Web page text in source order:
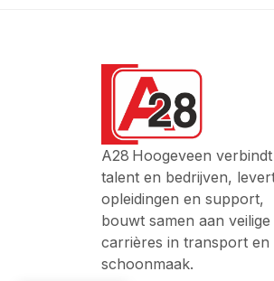
A28 Hoogeveen verbindt
talent en bedrijven,
opleidingen en support,
bouwt samen aan veilige
carrières in transport en
schoonmaak.